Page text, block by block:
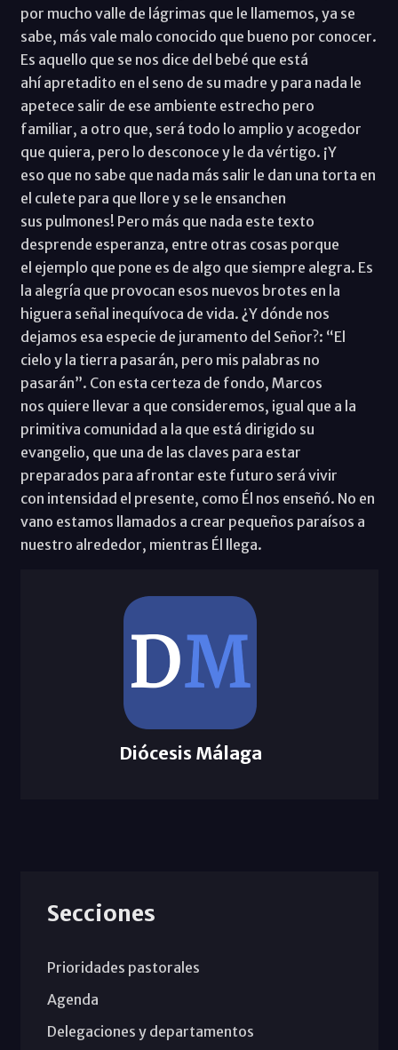
por mucho valle de lágrimas que le llamemos, ya se
sabe, más vale malo conocido que bueno por conocer.
Es aquello que se nos dice del bebé que está
ahí apretadito en el seno de su madre y para nada le
apetece salir de ese ambiente estrecho pero
familiar, a otro que, será todo lo amplio y acogedor
que quiera, pero lo desconoce y le da vértigo. ¡Y
eso que no sabe que nada más salir le dan una torta en
el culete para que llore y se le ensanchen
sus pulmones! Pero más que nada este texto
desprende esperanza, entre otras cosas porque
el ejemplo que pone es de algo que siempre alegra. Es
la alegría que provocan esos nuevos brotes en la
higuera señal inequívoca de vida. ¿Y dónde nos
dejamos esa especie de juramento del Señor?: “El
cielo y la tierra pasarán, pero mis palabras no
pasarán”. Con esta certeza de fondo, Marcos
nos quiere llevar a que consideremos, igual que a la
primitiva comunidad a la que está dirigido su
evangelio, que una de las claves para estar
preparados para afrontar este futuro será vivir
con intensidad el presente, como Él nos enseñó. No en
vano estamos llamados a crear pequeños paraísos a
nuestro alrededor, mientras Él llega.
Diócesis Málaga
Secciones
Prioridades pastorales
Agenda
Delegaciones y departamentos